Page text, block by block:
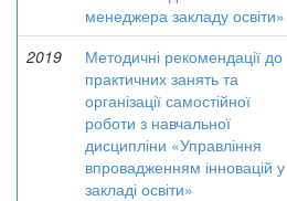
менеджера закладу освіти»
2019
Методичні рекомендації до
практичних занять та
організації самостійної
роботи з навчальної
дисципліни «Управління
впровадженням інновацій у
закладі освіти»